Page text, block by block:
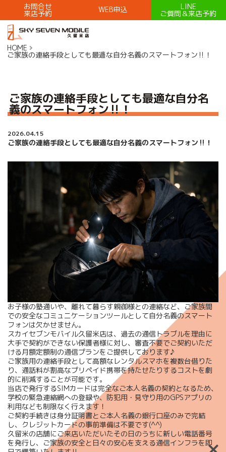
お問合せ
来店予約 WEB申込 LINE
ご質問＆来店予約
HOME
ご家族の連絡手段としても最適な自分名義のスマートフォン‼！
ご家族の連絡手段としても最適な自分名
義のスマートフォン‼！
2026.04.15
ご家族の連絡手段としても最適な自分名義のスマートフォン‼！
お子様の塾通いや、離れて暮らす親御様との連絡など、ご家族間
での安全なコミュニケーションツールとして自分名義のスマート
フォンは欠かせません。
スカイセブンモバイル久留米店は、過去の通信トラブルを理由に
大手で契約ができない保護者様に対し、審査不要でご契約いただ
ける月額定額制の通信プランをご提供しております♪
ご家族用の連絡手段として高額なレンタルスマホを複数台借りた
り、通話料が割高なプリペイド携帯を持たせたりするコストを劇
的に削減することが可能です。
当店で発行するSIMカードは完全なご本人名義の契約となるため、
学校の緊急連絡網への登録や、防犯用・見守り用のGPSアプリの
利用なども制限なく行えます！
ご契約手続きは身分証明書とご本人名義の銀行口座のみで完結
し、クレジットカードの事前準備は不要です(^^)
久留米の店舗にご来店いただいたその日のうちに新しい電話番号
を発行し、ご家族の安全と日々の安心を支える通信インフラを即